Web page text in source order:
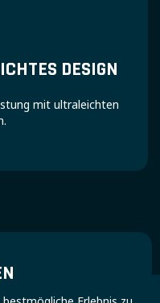
DESIGN
mit ultraleichten